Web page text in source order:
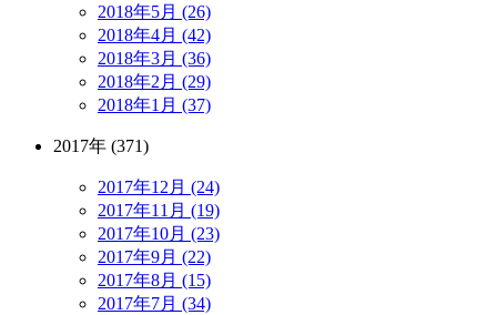
2018年5月 (26)
2018年4月 (42)
2018年3月 (36)
2018年2月 (29)
2018年1月 (37)
2017年 (371)
2017年12月 (24)
2017年11月 (19)
2017年10月 (23)
2017年9月 (22)
2017年8月 (15)
2017年7月 (34)